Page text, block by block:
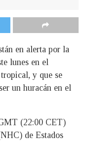
en alerta por la
lunes en el
y que se
un huracán en el
(22:00 CET)
de Estados